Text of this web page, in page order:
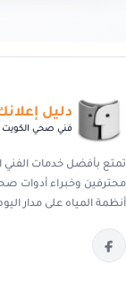
دليل
فني صحي الكويت
تمتع بأفضل خدمات الفني
محترفين وخبراء أدوات
أنظمة المياه على مدار